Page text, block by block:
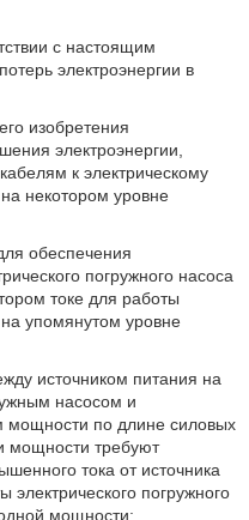
с настоящим
электроэнергии в
изобретения
электроэнергии,
к электрическому
некотором уровне
обеспечения
погружного насоса
токе для работы
на упомянутом уровне
источником питания на
насосом и
мощности по длине силовых
мощности требуют
тока от источника
электрического погружного
мощности;